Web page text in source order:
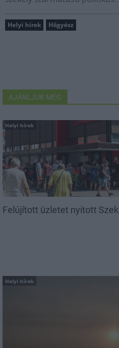
Helyi hírek Hőgyész
AJÁNLJUK MÉG
Helyi hírek
Felújított üzletet nyitott
Helyi hírek